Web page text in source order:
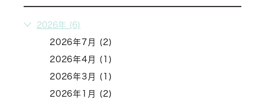
2026年 (6)
2026年7月 (2)
2026年4月 (1)
2026年3月 (1)
2026年1月 (2)